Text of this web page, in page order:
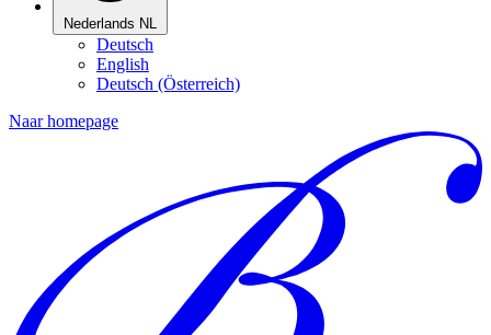
Nederlands NL
Deutsch
English
Deutsch (Österreich)
Naar homepage